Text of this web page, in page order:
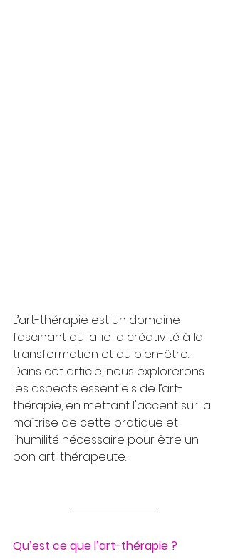
L’art-thérapie est un domaine
fascinant qui allie la créativité à la
transformation et au bien-être.
Dans cet article, nous explorerons
les aspects essentiels de l’art-
thérapie, en mettant l'accent sur la
maîtrise de cette pratique et
l’humilité nécessaire pour être un
bon art-thérapeute.
Qu’est ce que l’art-thérapie ?